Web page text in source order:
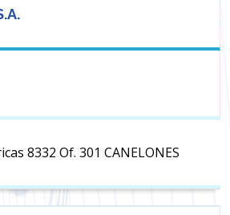
8332 Of. 301 CANELONES